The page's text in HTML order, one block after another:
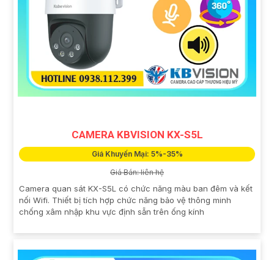
CAMERA KBVISION KX-S5L
Giá Khuyến Mại: 5%-35%
Giá Bán: liên hệ
Camera quan sát KX-S5L có chức năng màu ban đêm và kết
nối Wifi. Thiết bị tích hợp chức năng bảo vệ thông minh
chống xâm nhập khu vực định sẵn trên ống kính